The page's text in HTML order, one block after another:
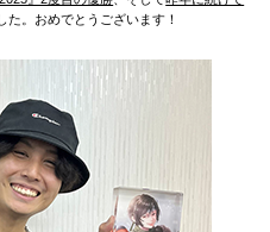
た。おめでとうございます！